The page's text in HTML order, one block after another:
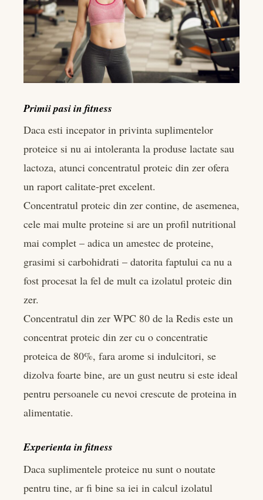
Primii pasi in fitness
Daca esti incepator in privinta suplimentelor
proteice si nu ai intoleranta la produse lactate sau
lactoza, atunci concentratul proteic din zer ofera
un raport calitate-pret excelent.
Concentratul proteic din zer contine, de asemenea,
cele mai multe proteine si are un profil nutritional
mai complet – adica un amestec de proteine,
grasimi si carbohidrati – datorita faptului ca nu a
fost procesat la fel de mult ca izolatul proteic din
zer.
Concentratul din zer WPC 80 de la Redis este un
concentrat proteic din zer cu o concentratie
proteica de 80%, fara arome si indulcitori, se
dizolva foarte bine, are un gust neutru si este ideal
pentru persoanele cu nevoi crescute de proteina in
alimentatie.
Experienta in fitness
Daca suplimentele proteice nu sunt o noutate
pentru tine, ar fi bine sa iei in calcul izolatul